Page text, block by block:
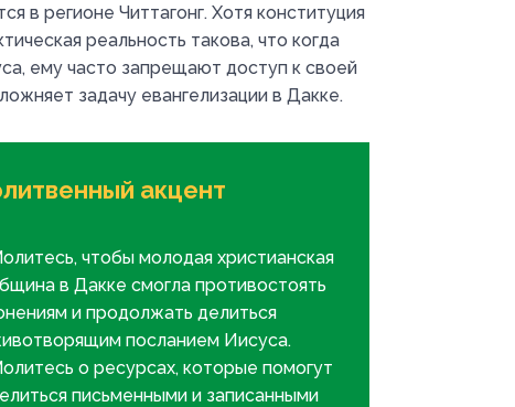
в регионе Читтагонг. Хотя конституция
реальность такова, что когда
ему часто запрещают доступ к своей
задачу евангелизации в Дакке.
акцент
чтобы молодая христианская
в Дакке смогла противостоять
и продолжать делиться
посланием Иисуса.
о ресурсах, которые помогут
письменными и записанными